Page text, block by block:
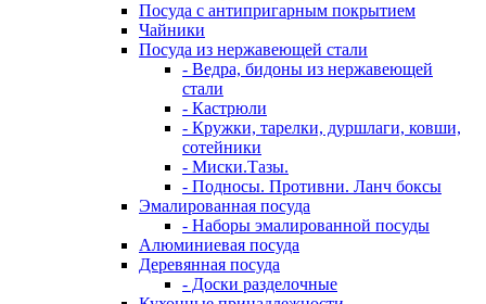
Посуда с антипригарным покрытием
Чайники
Посуда из нержавеющей стали
- Ведра, бидоны из нержавеющей
стали
- Кастрюли
- Кружки, тарелки, дуршлаги, ковши,
сотейники
- Миски.Тазы.
- Подносы. Противни. Ланч боксы
Эмалированная посуда
- Наборы эмалированной посуды
Алюминиевая посуда
Деревянная посуда
- Доски разделочные